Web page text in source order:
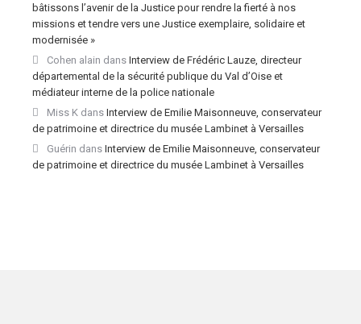
bâtissons l’avenir de la Justice pour rendre la fierté à nos
missions et tendre vers une Justice exemplaire, solidaire et
modernisée »
Cohen alain dans Interview de Frédéric Lauze, directeur
départemental de la sécurité publique du Val d’Oise et
médiateur interne de la police nationale
Miss K dans Interview de Emilie Maisonneuve, conservateur
de patrimoine et directrice du musée Lambinet à Versailles
Guérin dans Interview de Emilie Maisonneuve, conservateur
de patrimoine et directrice du musée Lambinet à Versailles